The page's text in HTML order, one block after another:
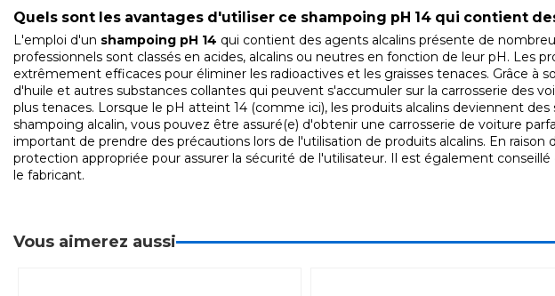
Quels sont les avantages d'utiliser ce shampoing pH 14 qui contient
L'emploi d'un shampoing pH 14 qui contient des agents alcalins présente de
professionnels sont classés en acides, alcalins ou neutres en fonction de leur pH. Les
extrêmement efficaces pour éliminer les radioactives et les graisses tenaces. Grâce à
d'huile et autres substances collantes qui peuvent s'accumuler sur la carrosserie
plus tenaces. Lorsque le pH atteint 14 (comme ici), les produits alcalins deviennent
shampoing alcalin, vous pouvez être assuré(e) d'obtenir une carrosserie de voiture
important de prendre des précautions lors de l'utilisation de produits alcalins. En
protection appropriée pour assurer la sécurité de l'utilisateur. Il est également
le fabricant.
Vous aimerez aussi